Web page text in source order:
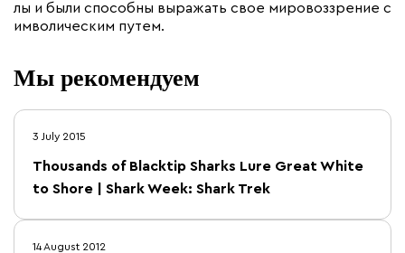
лы и были способны выражать свое мировоззрение с
имволическим путем.
Мы рекомендуем
3 July 2015
Thousands of Blacktip Sharks Lure Great White
to Shore | Shark Week: Shark Trek
14 August 2012